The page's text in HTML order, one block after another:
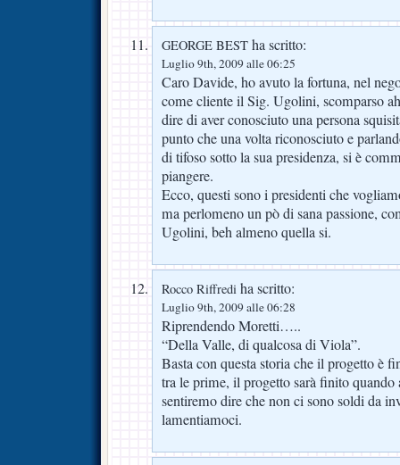
GEORGE BEST ha scritto:
Luglio 9th, 2009 alle 06:25
Caro Davide, ho avuto la fortuna, nel
come cliente il Sig. Ugolini, scomparso
dire di aver conosciuto una persona
punto che una volta riconosciuto e
di tifoso sotto la sua presidenza, si è
piangere.
Ecco, questi sono i presidenti che
ma perlomeno un pò di sana passione,
Ugolini, beh almeno quella si.
Rocco Riffredi ha scritto:
Luglio 9th, 2009 alle 06:28
Riprendendo Moretti…..
“Della Valle, di qualcosa di Viola”.
Basta con questa storia che il progetto è
tra le prime, il progetto sarà finito
sentiremo dire che non ci sono soldi da
lamentiamoci.